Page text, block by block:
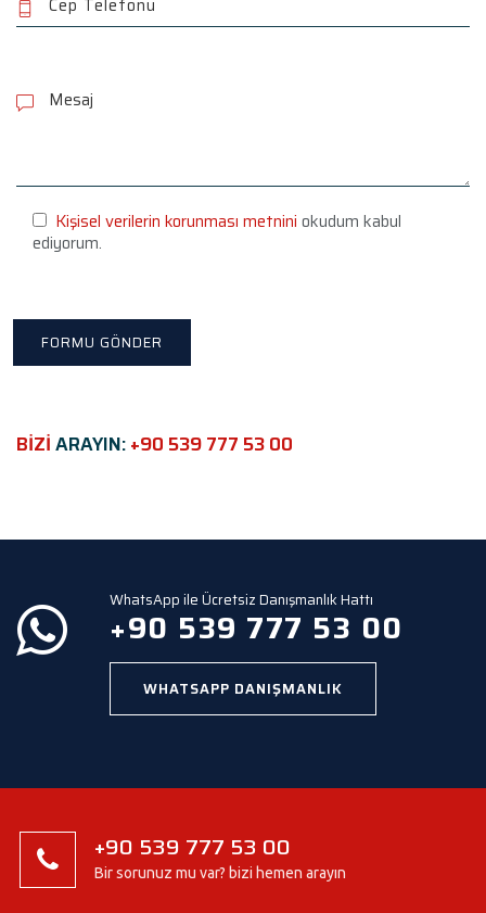
l
e
h
s
e
l
p
Kişisel verilerin korunması metnini okudum kabul
ediyorum.
BİZİARAYIN:+90 539 777 53 00
WhatsApp ile Ücretsiz Danışmanlık Hattı
+90 539 777 53 00
WHATSAPP DANIŞMANLIK
+90 539 777 53 00
Bir sorunuz mu var? bizi hemen arayın